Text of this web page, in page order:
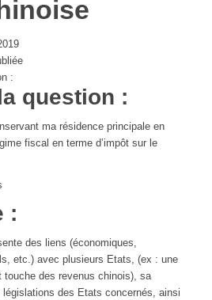
:
question :
ma résidence principale en
fiscal en terme d’impôt sur le
:
des liens (économiques,
etc.) avec plusieurs Etats, (ex : une
touche des revenus chinois), sa
des Etats concernés, ainsi